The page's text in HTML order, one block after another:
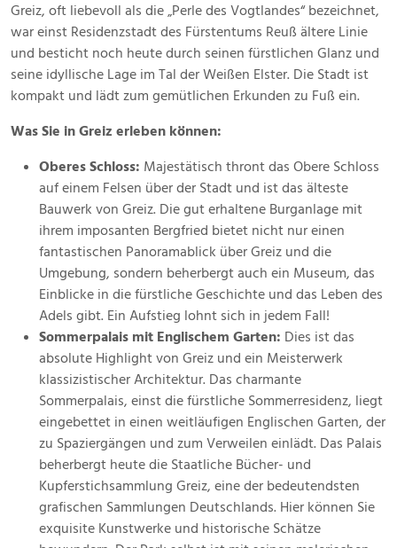
Greiz, oft liebevoll als die „Perle des Vogtlandes“ bezeichnet,
war einst Residenzstadt des Fürstentums Reuß ältere Linie
und besticht noch heute durch seinen fürstlichen Glanz und
seine idyllische Lage im Tal der Weißen Elster. Die Stadt ist
kompakt und lädt zum gemütlichen Erkunden zu Fuß ein.
Was Sie in Greiz erleben können:
Oberes Schloss: Majestätisch thront das Obere Schloss
auf einem Felsen über der Stadt und ist das älteste
Bauwerk von Greiz. Die gut erhaltene Burganlage mit
ihrem imposanten Bergfried bietet nicht nur einen
fantastischen Panoramablick über Greiz und die
Umgebung, sondern beherbergt auch ein Museum, das
Einblicke in die fürstliche Geschichte und das Leben des
Adels gibt. Ein Aufstieg lohnt sich in jedem Fall!
Sommerpalais mit Englischem Garten: Dies ist das
absolute Highlight von Greiz und ein Meisterwerk
klassizistischer Architektur. Das charmante
Sommerpalais, einst die fürstliche Sommerresidenz, liegt
eingebettet in einen weitläufigen Englischen Garten, der
zu Spaziergängen und zum Verweilen einlädt. Das Palais
beherbergt heute die Staatliche Bücher- und
Kupferstichsammlung Greiz, eine der bedeutendsten
grafischen Sammlungen Deutschlands. Hier können Sie
exquisite Kunstwerke und historische Schätze